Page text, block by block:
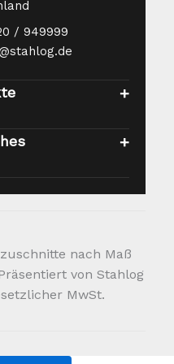
/ 949999
nach Maß
von Stahlog
MwSt.